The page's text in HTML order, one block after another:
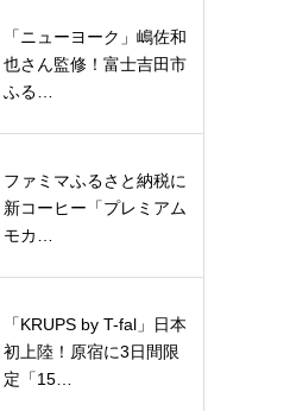
「ニューヨーク」嶋佐和
也さん監修！富士吉田市
ふる…
ファミマふるさと納税に
新コーヒー「プレミアム
モカ…
「KRUPS by T-fal」日本
初上陸！原宿に3日間限
定「15…